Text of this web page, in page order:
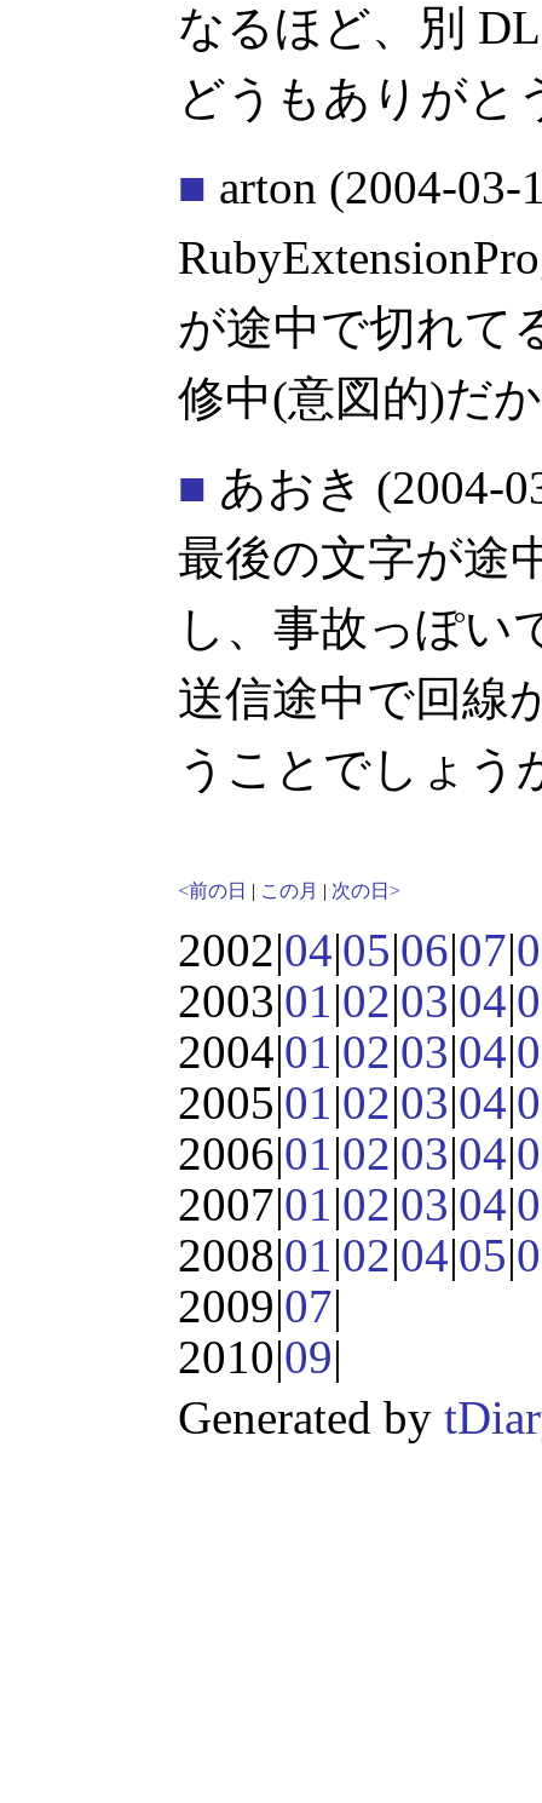
なるほど、別
どうもありがと
■ arton (2004-03-
が途中で切れて
修中(意図的)だ
■ あおき (2004-
最後の文字が途
し、事故っぽい
送信途中で回線
うことでしょう
<前の日 | この月 | 次の日>
2002|04|05|06|07|
2003|01|02|03|04|
2004|01|02|03|04|
2005|01|02|03|04|
2006|01|02|03|04|
2007|01|02|03|04|
2008|01|02|04|05|
2009|07|
2010|09|
Generated by